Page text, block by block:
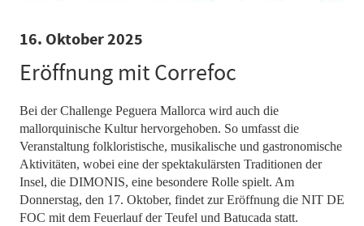
16. Oktober 2025
Eröffnung mit Correfoc
Bei der Challenge Peguera Mallorca wird auch die
mallorquinische Kultur hervorgehoben. So umfasst die
Veranstaltung folkloristische, musikalische und gastronomische
Aktivitäten, wobei eine der spektakulärsten Traditionen der
Insel, die DIMONIS, eine besondere Rolle spielt. Am
Donnerstag, den 17. Oktober, findet zur Eröffnung die NIT DE
FOC mit dem Feuerlauf der Teufel und Batucada statt.